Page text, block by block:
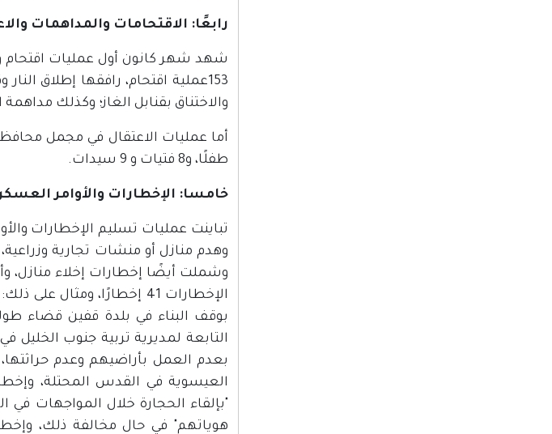
رابعًا: الاقتحامات والمداهمات
شهد شهر كانون أول عمليات
153عملية اقتحام، رافقها إطلاق
والاختناق بقنابل الغاز؛ وكذلك
طفلًا، و8 فتيات و 9 سيدات.
خامسا: الإخطارات والأوامر
وهدم منازل أو منشات تجارية
وشملت أيضًا إخطارات إخلاء منازل،
الإخطارات 41 إخطارًا،
بوقف البناء في بلدة قفين قضاء
التابعة لمديرية تربية جنوب
بعدم العمل بأراضيهم وعدم
العيسوية في القدس المحتلة،
"بإلقاء الحجارة خلال المواجهات في
هوياتهم" في حال مخالفة ذلك،